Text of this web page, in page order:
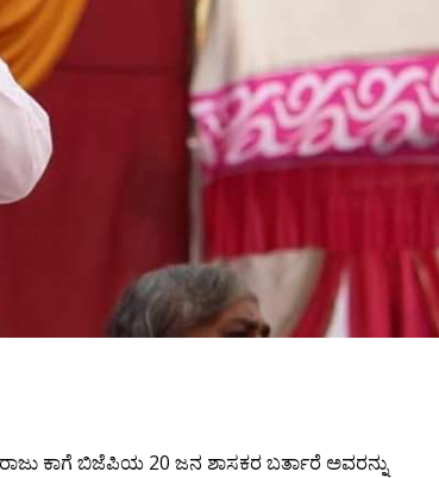
ಕಾಗೆ ಬಿಜೆಪಿಯ 20 ಜನ ಶಾಸಕರ ಬರ್ತಾರೆ ಅವರನ್ನು